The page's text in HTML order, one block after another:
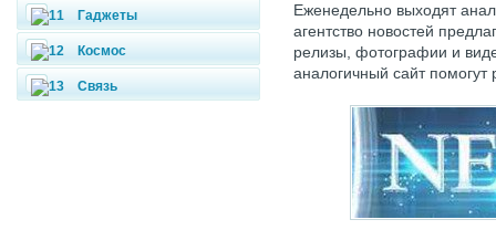
Гаджеты
Космос
Связь
Еженедельно выходят
агентство новостей
релизы, фотографии и
аналогичный сайт